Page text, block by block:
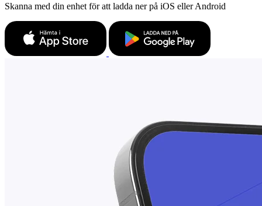
Skanna med din enhet för att ladda ner på iOS eller Android